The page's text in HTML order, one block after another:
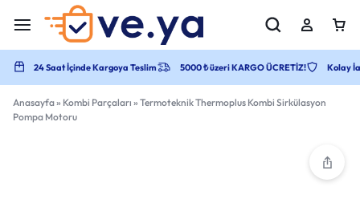
24 Saat İçinde Kargoya Teslim 5000 ₺ üzeri KARGO ÜCRETİZ! Kolay
Anasayfa» Kombi Parçaları » Termoteknik Thermoplus Kombi Sirkülasyon
Pompa Motoru